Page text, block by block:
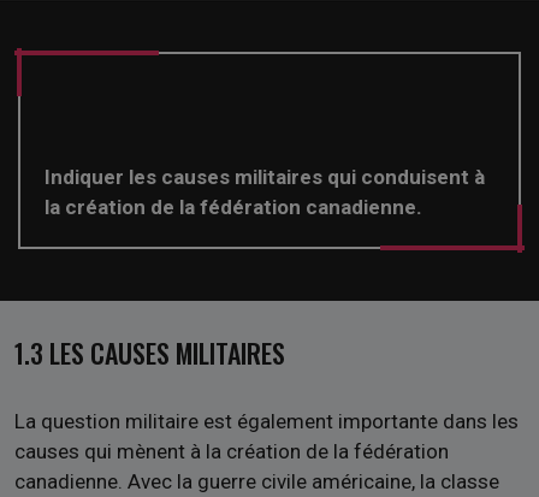
Indiquer les causes militaires qui conduisent à
la création de la fédération canadienne.
1.3 LES CAUSES MILITAIRES
La question militaire est également importante dans les
causes qui mènent à la création de la fédération
canadienne. Avec la guerre civile américaine, la classe